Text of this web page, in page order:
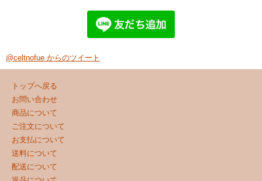
@celtnofue からのツイート
トップへ戻る
お問い合わせ
商品について
ご注文について
お支払について
送料について
配送について